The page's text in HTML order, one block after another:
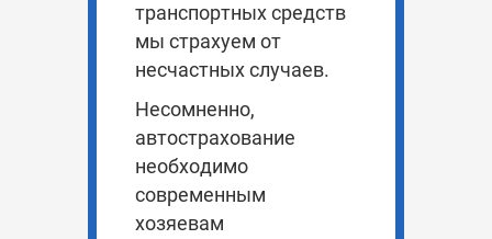
транспортных средств
мы страхуем от
несчастных случаев.
Несомненно,
автострахование
необходимо
современным
хозяевам